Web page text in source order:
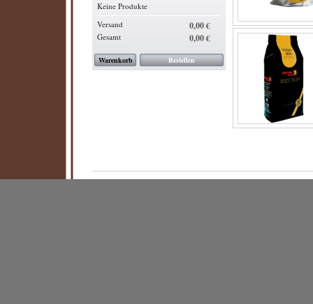
Keine Produkte
Versand
0,00 €
Gesamt 0,00 €
Warenkorb Bestellen